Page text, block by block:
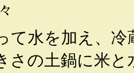
て水を加え、
さの土鍋に米